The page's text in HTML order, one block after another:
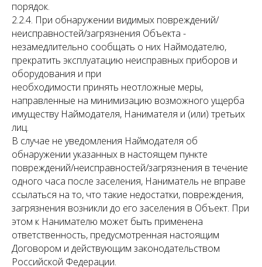
порядок.
2.2.4. При обнаружении видимых повреждений/
неисправностей/загрязнения Объекта -
незамедлительно сообщать о них Наймодателю,
прекратить эксплуатацию неисправных приборов и
оборудования и при
необходимости принять неотложные меры,
направленные на минимизацию возможного ущерба
имуществу Наймодателя, Нанимателя и (или) третьих
лиц.
В случае не уведомления Наймодателя об
обнаружении указанных в настоящем пункте
повреждений/неисправностей/загрязнения в течение
одного часа после заселения, Наниматель не вправе
ссылаться на то, что такие недостатки, повреждения,
загрязнения возникли до его заселения в Объект. При
этом к Нанимателю может быть применена
ответственность, предусмотренная настоящим
Договором и действующим законодательством
Российской Федерации.